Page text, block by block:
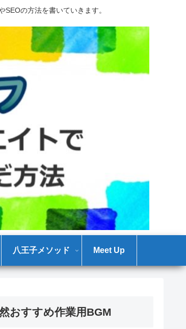
の方法を書いていきます。
八王子メソッド Meet Up
おすすめ作業用BGM